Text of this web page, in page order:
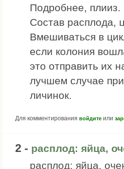
Подробнее, плииз.
Состав расплода,
Вмешиваться в
если колония
это отправить их
лучшем случае
личинок.
Для комментирования войдите или
2 - расплод: яйца,
расплод: яйца,